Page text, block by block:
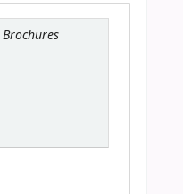
Brochures